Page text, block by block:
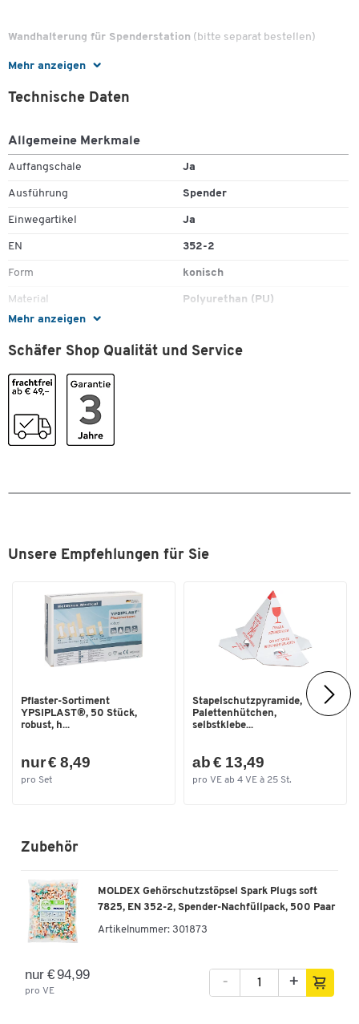
Mehr anzeigen
Wandhalterung für Spenderstation (bitte separat bestellen)
inkl. Befestigungsmaterial
Mehr anzeigen
Technische Daten
Allgemeine Merkmale
Auffangschale Ja
Ausführung Spender
Einwegartikel Ja
EN 352-2
Form konisch
Material Polyurethan (PU)
Signal-Rausch-Verhältnis (SNR)
[dB]
Farbe
Schäfer Shop Qualität und Service
Unsere Empfehlungen für Sie
Pflaster-Sortiment
YPSIPLAST®, 50 Stück,
robust, h...
nur € 8,49
pro Set
Stapelschutzpyramide,
Palettenhütchen,
selbstklebe...
ab € 13,49
pro VE ab 4 VE à 25 St.
Zubehör
MOLDEX Gehörschutzstöpsel Spark Plugs soft
7825, EN 352-2, Spender-Nachfüllpack, 500 Paar
Artikelnummer: 301873
nur € 94,99
pro VE
- +